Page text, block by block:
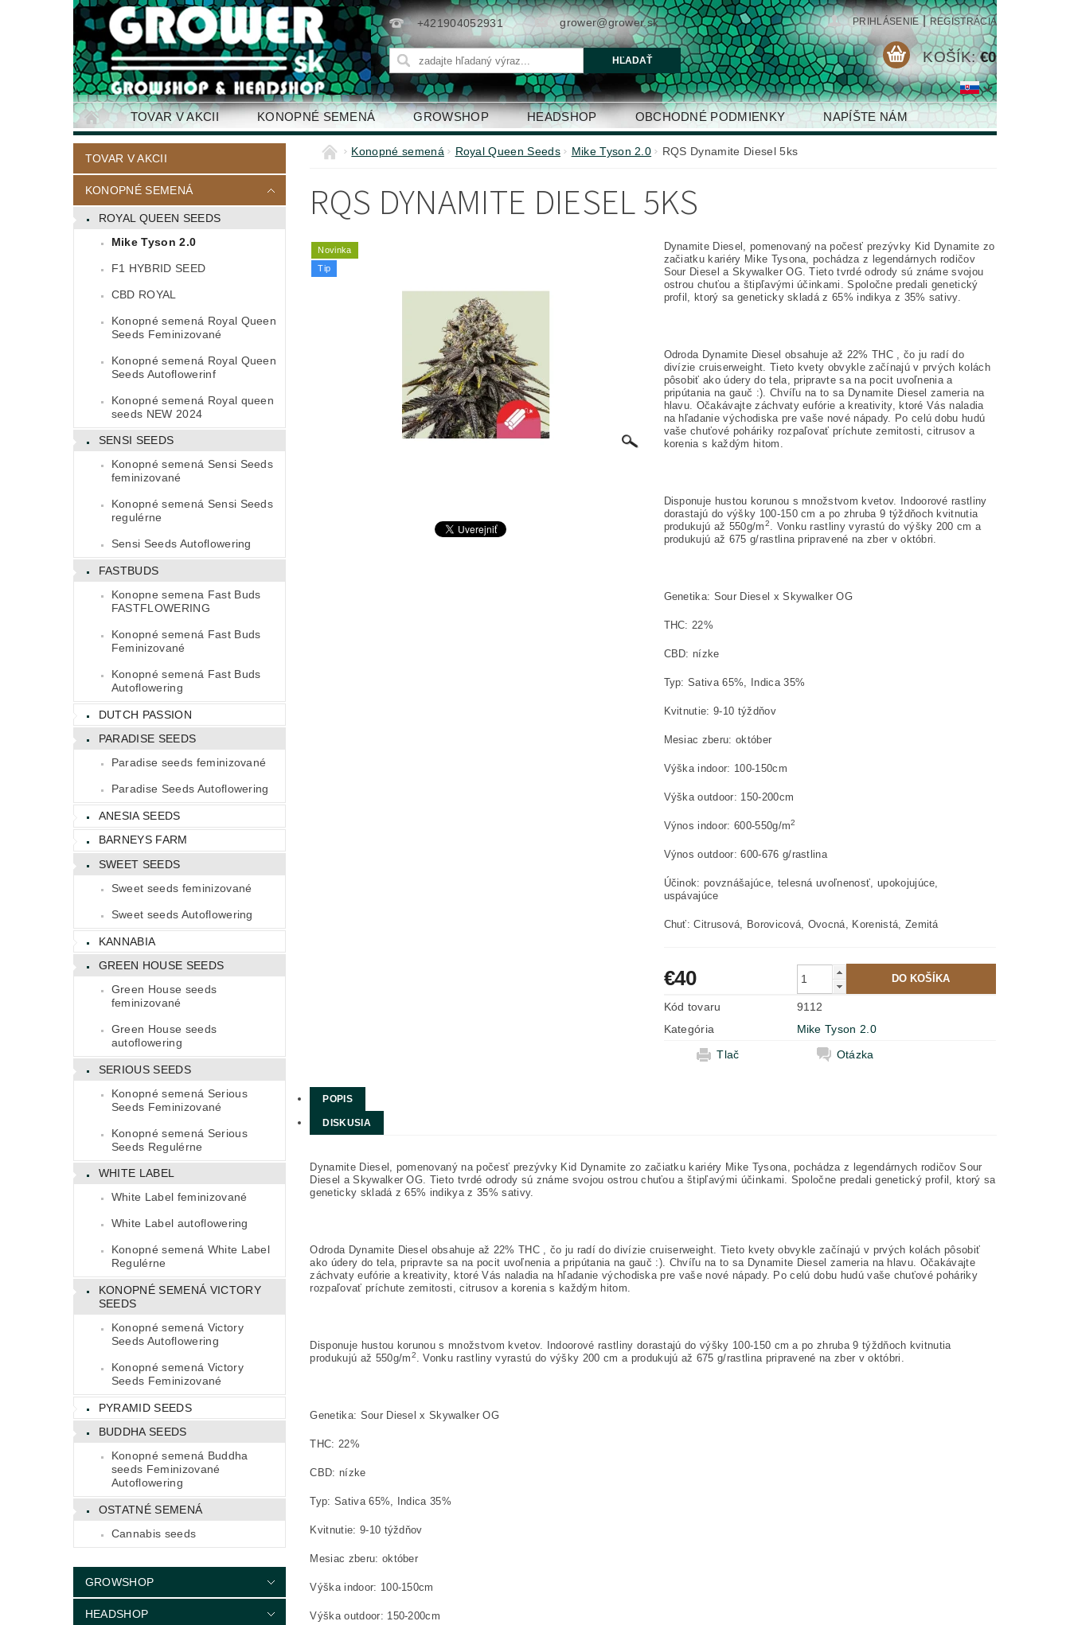
+421904052931 grower@grower.sk PRIHLÁSENIE | REGISTRÁCIA
KOŠÍK: €0
TOVAR V AKCII KONOPNÉ SEMENÁ GROWSHOP HEADSHOP OBCHODNÉ PODMIENKY NAPÍŠTE NÁM
KONTAKTY
TOVAR V AKCII
KONOPNÉ SEMENÁ
ROYAL QUEEN SEEDS
Mike Tyson 2.0
F1 HYBRID SEED
CBD ROYAL
Konopné semená Royal Queen
Seeds Feminizované
Konopné semená Royal Queen
Seeds Autoflowerinf
Konopné semená Royal queen
seeds NEW 2024
SENSI SEEDS
Konopné semená Sensi Seeds
feminizované
Konopné semená Sensi Seeds
regulérne
Sensi Seeds Autoflowering
FASTBUDS
Konopne semena Fast Buds
FASTFLOWERING
Konopné semená Fast Buds
Feminizované
Konopné semená Fast Buds
Autoflowering
DUTCH PASSION
PARADISE SEEDS
Paradise seeds feminizované
Paradise Seeds Autoflowering
ANESIA SEEDS
BARNEYS FARM
SWEET SEEDS
Sweet seeds feminizované
Sweet seeds Autoflowering
KANNABIA
GREEN HOUSE SEEDS
Green House seeds
feminizované
Green House seeds
autoflowering
SERIOUS SEEDS
Konopné semená Serious
Seeds Feminizované
Konopné semená Serious
Seeds Regulérne
WHITE LABEL
White Label feminizované
White Label autoflowering
Konopné semená White Label
Regulérne
KONOPNÉ SEMENÁ VICTORY
SEEDS
Konopné semená Victory
Seeds Autoflowering
Konopné semená Victory
Seeds Feminizované
PYRAMID SEEDS
BUDDHA SEEDS
Konopné semená Buddha
seeds Feminizované
Autoflowering
OSTATNÉ SEMENÁ
Cannabis seeds
GROWSHOP
HEADSHOP
Konopné semená Royal Queen Seeds Mike Tyson 2.0 RQS Dynamite Diesel 5ks
RQS DYNAMITE DIESEL 5KS
Novinka
Tip
Dynamite Diesel, pomenovaný na počesť prezývky Kid Dynamite zo
začiatku kariéry Mike Tysona, pochádza z legendárnych rodičov
Sour Diesel a Skywalker OG. Tieto tvrdé odrody sú známe svojou
ostrou chuťou a štipľavými účinkami. Spoločne predali genetický
profil, ktorý sa geneticky skladá z 65% indikya z 35% sativy.
Odroda Dynamite Diesel obsahuje až 22% THC , čo ju radí do
divízie cruiserweight. Tieto kvety obvykle začínajú v prvých kolách
pôsobiť ako údery do tela, pripravte sa na pocit uvoľnenia a
pripútania na gauč :). Chvíľu na to sa Dynamite Diesel zameria na
hlavu. Očakávajte záchvaty eufórie a kreativity, ktoré Vás naladia
na hľadanie východiska pre vaše nové nápady. Po celú dobu hudú
vaše chuťové poháriky rozpaľovať príchute zemitosti, citrusov a
korenia s každým hitom.
Disponuje hustou korunou s množstvom kvetov. Indoorové rastliny
dorastajú do výšky 100-150 cm a po zhruba 9 týždňoch kvitnutia
produkujú až 550g/m2. Vonku rastliny vyrastú do výšky 200 cm a
produkujú až 675 g/rastlina pripravené na zber v októbri.
Genetika: Sour Diesel x Skywalker OG
THC: 22%
CBD: nízke
Typ: Sativa 65%, Indica 35%
Kvitnutie: 9-10 týždňov
Mesiac zberu: október
Výška indoor: 100-150cm
Výška outdoor: 150-200cm
Výnos indoor: 600-550g/m2
Výnos outdoor: 600-676 g/rastlina
Účinok: povznášajúce, telesná uvoľnenosť, upokojujúce,
uspávajúce
Chuť: Citrusová, Borovicová, Ovocná, Korenistá, Zemitá
€40
Kód tovaru
9112
Kategória
Mike Tyson 2.0
Tlač
Otázka
POPIS
DISKUSIA
Dynamite Diesel, pomenovaný na počesť prezývky Kid Dynamite zo začiatku kariéry Mike Tysona, pochádza z legendárnych rodičov Sour
Diesel a Skywalker OG. Tieto tvrdé odrody sú známe svojou ostrou chuťou a štipľavými účinkami. Spoločne predali genetický profil, ktorý sa
geneticky skladá z 65% indikya z 35% sativy.
Odroda Dynamite Diesel obsahuje až 22% THC , čo ju radí do divízie cruiserweight. Tieto kvety obvykle začínajú v prvých kolách pôsobiť
ako údery do tela, pripravte sa na pocit uvoľnenia a pripútania na gauč :). Chvíľu na to sa Dynamite Diesel zameria na hlavu. Očakávajte
záchvaty eufórie a kreativity, ktoré Vás naladia na hľadanie východiska pre vaše nové nápady. Po celú dobu hudú vaše chuťové poháriky
rozpaľovať príchute zemitosti, citrusov a korenia s každým hitom.
Disponuje hustou korunou s množstvom kvetov. Indoorové rastliny dorastajú do výšky 100-150 cm a po zhruba 9 týždňoch kvitnutia
produkujú až 550g/m2. Vonku rastliny vyrastú do výšky 200 cm a produkujú až 675 g/rastlina pripravené na zber v októbri.
Genetika: Sour Diesel x Skywalker OG
THC: 22%
CBD: nízke
Typ: Sativa 65%, Indica 35%
Kvitnutie: 9-10 týždňov
Mesiac zberu: október
Výška indoor: 100-150cm
Výška outdoor: 150-200cm